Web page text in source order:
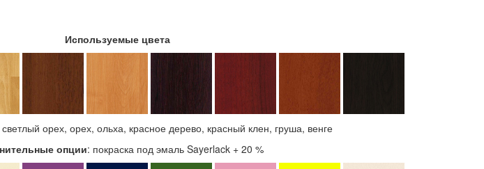
Используемые цвета
орех, орех, ольха, красное дерево, красный клен, груша, венге
опции: покраска под эмаль Sayerlack + 20 %